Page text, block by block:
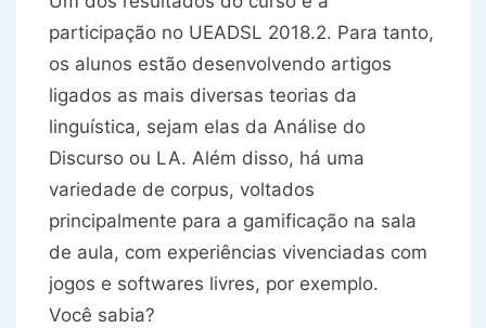
participação no UEADSL 2018.2. Para tanto,
os alunos estão desenvolvendo artigos
ligados as mais diversas teorias da
linguística, sejam elas da Análise do
Discurso ou LA. Além disso, há uma
variedade de corpus, voltados
principalmente para a gamificação na sala
de aula, com experiências vivenciadas com
jogos e softwares livres, por exemplo.
Você sabia?